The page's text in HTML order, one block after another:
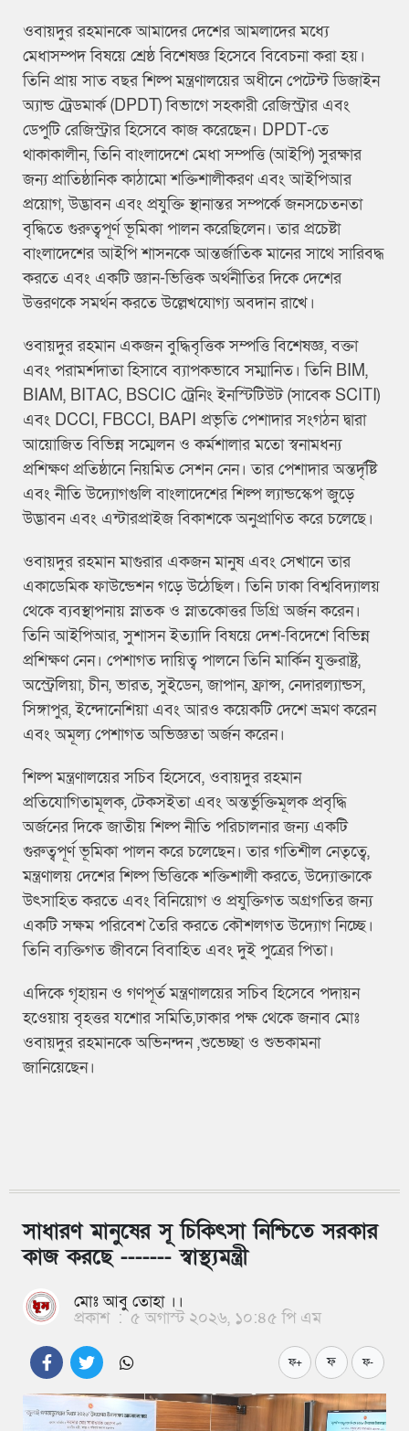
ওবায়দুর রহমানকে আমাদের দেশের আমলাদের মধ্যে
মেধাসম্পদ বিষয়ে শ্রেষ্ঠ বিশেষজ্ঞ হিসেবে বিবেচনা করা হয়।
তিনি প্রায় সাত বছর শিল্প মন্ত্রণালয়ের অধীনে পেটেন্ট ডিজাইন
অ্যান্ড ট্রেডমার্ক (DPDT) বিভাগে সহকারী রেজিস্ট্রার এবং
ডেপুটি রেজিস্ট্রার হিসেবে কাজ করেছেন। DPDT-তে
থাকাকালীন, তিনি বাংলাদেশে মেধা সম্পত্তি (আইপি) সুরক্ষার
জন্য প্রাতিষ্ঠানিক কাঠামো শক্তিশালীকরণ এবং আইপিআর
প্রয়োগ, উদ্ভাবন এবং প্রযুক্তি স্থানান্তর সম্পর্কে জনসচেতনতা
বৃদ্ধিতে গুরুত্বপূর্ণ ভূমিকা পালন করেছিলেন। তার প্রচেষ্টা
বাংলাদেশের আইপি শাসনকে আন্তর্জাতিক মানের সাথে সারিবদ্ধ
করতে এবং একটি জ্ঞান-ভিত্তিক অর্থনীতির দিকে দেশের
উত্তরণকে সমর্থন করতে উল্লেখযোগ্য অবদান রাখে।
ওবায়দুর রহমান একজন বুদ্ধিবৃত্তিক সম্পত্তি বিশেষজ্ঞ, বক্তা
এবং পরামর্শদাতা হিসাবে ব্যাপকভাবে সম্মানিত। তিনি BIM,
BIAM, BITAC, BSCIC ট্রেনিং ইনস্টিটিউট (সাবেক SCITI)
এবং DCCI, FBCCI, BAPI প্রভৃতি পেশাদার সংগঠন দ্বারা
আয়োজিত বিভিন্ন সম্মেলন ও কর্মশালার মতো স্বনামধন্য
প্রশিক্ষণ প্রতিষ্ঠানে নিয়মিত সেশন নেন। তার পেশাদার অন্তর্দৃষ্টি
এবং নীতি উদ্যোগগুলি বাংলাদেশের শিল্প ল্যান্ডস্কেপ জুড়ে
উদ্ভাবন এবং এন্টারপ্রাইজ বিকাশকে অনুপ্রাণিত করে চলেছে।
ওবায়দুর রহমান মাগুরার একজন মানুষ এবং সেখানে তার
একাডেমিক ফাউন্ডেশন গড়ে উঠেছিল। তিনি ঢাকা বিশ্ববিদ্যালয়
থেকে ব্যবস্থাপনায় স্নাতক ও স্নাতকোত্তর ডিগ্রি অর্জন করেন।
তিনি আইপিআর, সুশাসন ইত্যাদি বিষয়ে দেশ-বিদেশে বিভিন্ন
প্রশিক্ষণ নেন। পেশাগত দায়িত্ব পালনে তিনি মার্কিন যুক্তরাষ্ট্র,
অস্ট্রেলিয়া, চীন, ভারত, সুইডেন, জাপান, ফ্রান্স, নেদারল্যান্ডস,
সিঙ্গাপুর, ইন্দোনেশিয়া এবং আরও কয়েকটি দেশে ভ্রমণ করেন
এবং অমূল্য পেশাগত অভিজ্ঞতা অর্জন করেন।
শিল্প মন্ত্রণালয়ের সচিব হিসেবে, ওবায়দুর রহমান
প্রতিযোগিতামূলক, টেকসইতা এবং অন্তর্ভুক্তিমূলক প্রবৃদ্ধি
অর্জনের দিকে জাতীয় শিল্প নীতি পরিচালনার জন্য একটি
গুরুত্বপূর্ণ ভূমিকা পালন করে চলেছেন। তার গতিশীল নেতৃত্বে,
মন্ত্রণালয় দেশের শিল্প ভিত্তিকে শক্তিশালী করতে, উদ্যোক্তাকে
উৎসাহিত করতে এবং বিনিয়োগ ও প্রযুক্তিগত অগ্রগতির জন্য
একটি সক্ষম পরিবেশ তৈরি করতে কৌশলগত উদ্যোগ নিচ্ছে।
তিনি ব্যক্তিগত জীবনে বিবাহিত এবং দুই পুত্রের পিতা।
এদিকে গৃহায়ন ও গণপূর্ত মন্ত্রণালয়ের সচিব হিসেবে পদায়ন
হওেয়ায় বৃহত্তর যশোর সমিতি,ঢাকার পক্ষ থেকে জনাব মোঃ
ওবায়দুর রহমানকে অভিনন্দন ,শুভেচ্ছা ও শুভকামনা
জানিয়েছেন।
সাধারণ মানুষের সূ চিকিৎসা নিশ্চিতে সরকার
কাজ করছে ------- স্বাস্থ্যমন্ত্রী
মোঃ আবু তোহা ।।
প্রকাশ : ৫ অগাস্ট ২০২৬, ১০:৪৫ পি এম
ফ+ ফ ফ-